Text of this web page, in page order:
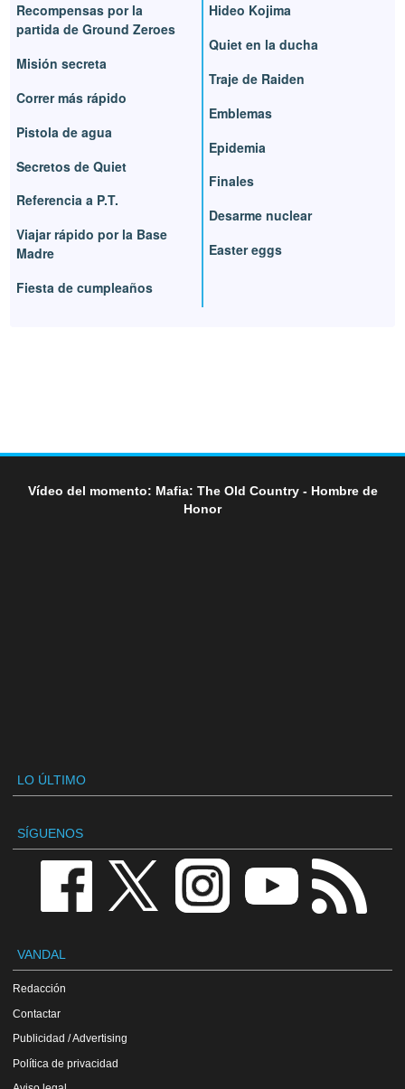
Recompensas por la
partida de Ground Zeroes
Misión secreta
Correr más rápido
Pistola de agua
Secretos de Quiet
Referencia a P.T.
Viajar rápido por la Base
Madre
Fiesta de cumpleaños
Hideo Kojima
Quiet en la ducha
Traje de Raiden
Emblemas
Epidemia
Finales
Desarme nuclear
Easter eggs
Vídeo del momento: Mafia: The Old Country - Hombre de
Honor
LO ÚLTIMO
SÍGUENOS
VANDAL
Redacción
Contactar
Publicidad / Advertising
Política de privacidad